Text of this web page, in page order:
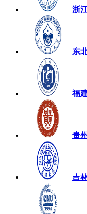
浙
东
福
贵
吉